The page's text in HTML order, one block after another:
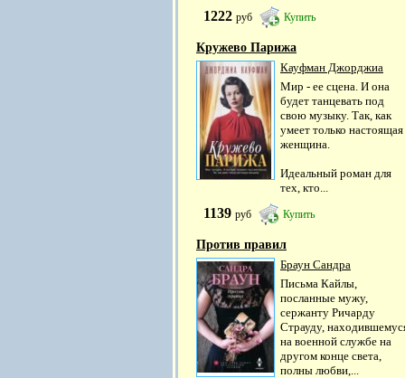
1222 руб Купить
Кружево Парижа
Кауфман Джорджиа
Мир - ее сцена. И она
будет танцевать под
свою музыку. Так, как
умеет только настоящая
женщина.
Идеальный роман для
тех, кто...
1139 руб Купить
Против правил
Браун Сандра
Письма Кайлы,
посланные мужу,
сержанту Ричарду
Страуду,
на военной службе на
другом конце света,
полны любви,...